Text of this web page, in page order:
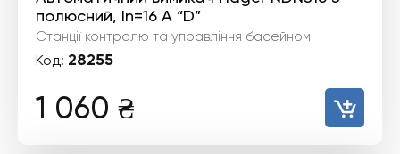
полюсний, In=16 А “D”
Станції контролю та управління басейном
Код: 28255
1 060 ₴